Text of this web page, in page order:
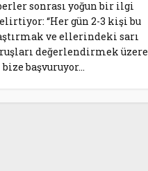
sonrası yoğun bir ilgi
“Her gün 2-3 kişi bu
ve ellerindeki sarı
değerlendirmek üzere
bize başvuruyor...